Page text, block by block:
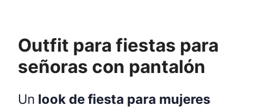
Outfit para fiestas para
señoras con pantalón
Un look de fiesta para mujeres